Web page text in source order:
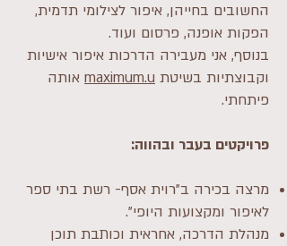
החשובים בחייהן, איפור לצילומי תדמית,
הפקות אופנה, פרסום ועוד.
בנוסף, אני מעבירה הדרכות איפור אישיות
וקבוצתיות בשיטת maximum.u אותה
פיתחתי.
פרויקטים בעבר ובהווה:
מרצה בכירה ב"רוית אסף- רשת בתי ספר
לאיפור ומקצועות היופי".
מנהלת הדרכה, אחראית וכותבת תוכן